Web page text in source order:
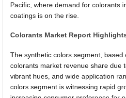
Pacific, where demand for colorants
coatings is on the rise.
Colorants Market Report
The synthetic colors segment, based
colorants market revenue share due
vibrant hues, and wide application
colors segment is witnessing rapid